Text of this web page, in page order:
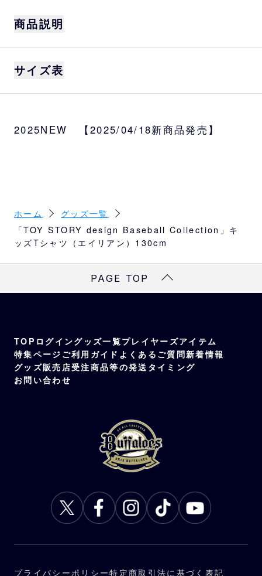
商品説明
n」特別デザインのキッズTシャツです。
サイズ
素材
サイズ表
130 37 35 15
2025NEW 【2025/04/18新商品発売】
ホーム
グッズ一覧
「TOY STORY design Baseball Collection」キ
ッズTシャツ（エイリアン）130cm
PAGE TOP
TOP ログイングッズ一覧プレイヤーズアイテム
特集ページ ご利用ガイド よくあるご質問新着情報
グッズ販売店受注商品等の発送タイミング
お問い合わせ
プライバシーポリシー特定商取引法に基づく表記